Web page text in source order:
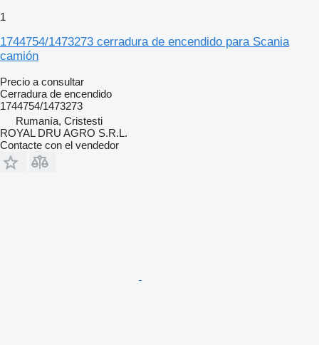
1
1744754/1473273 cerradura de encendido para Scania
camión
Precio a consultar
Cerradura de encendido
1744754/1473273
Rumanía, Cristesti
ROYAL DRU AGRO S.R.L.
Contacte con el vendedor